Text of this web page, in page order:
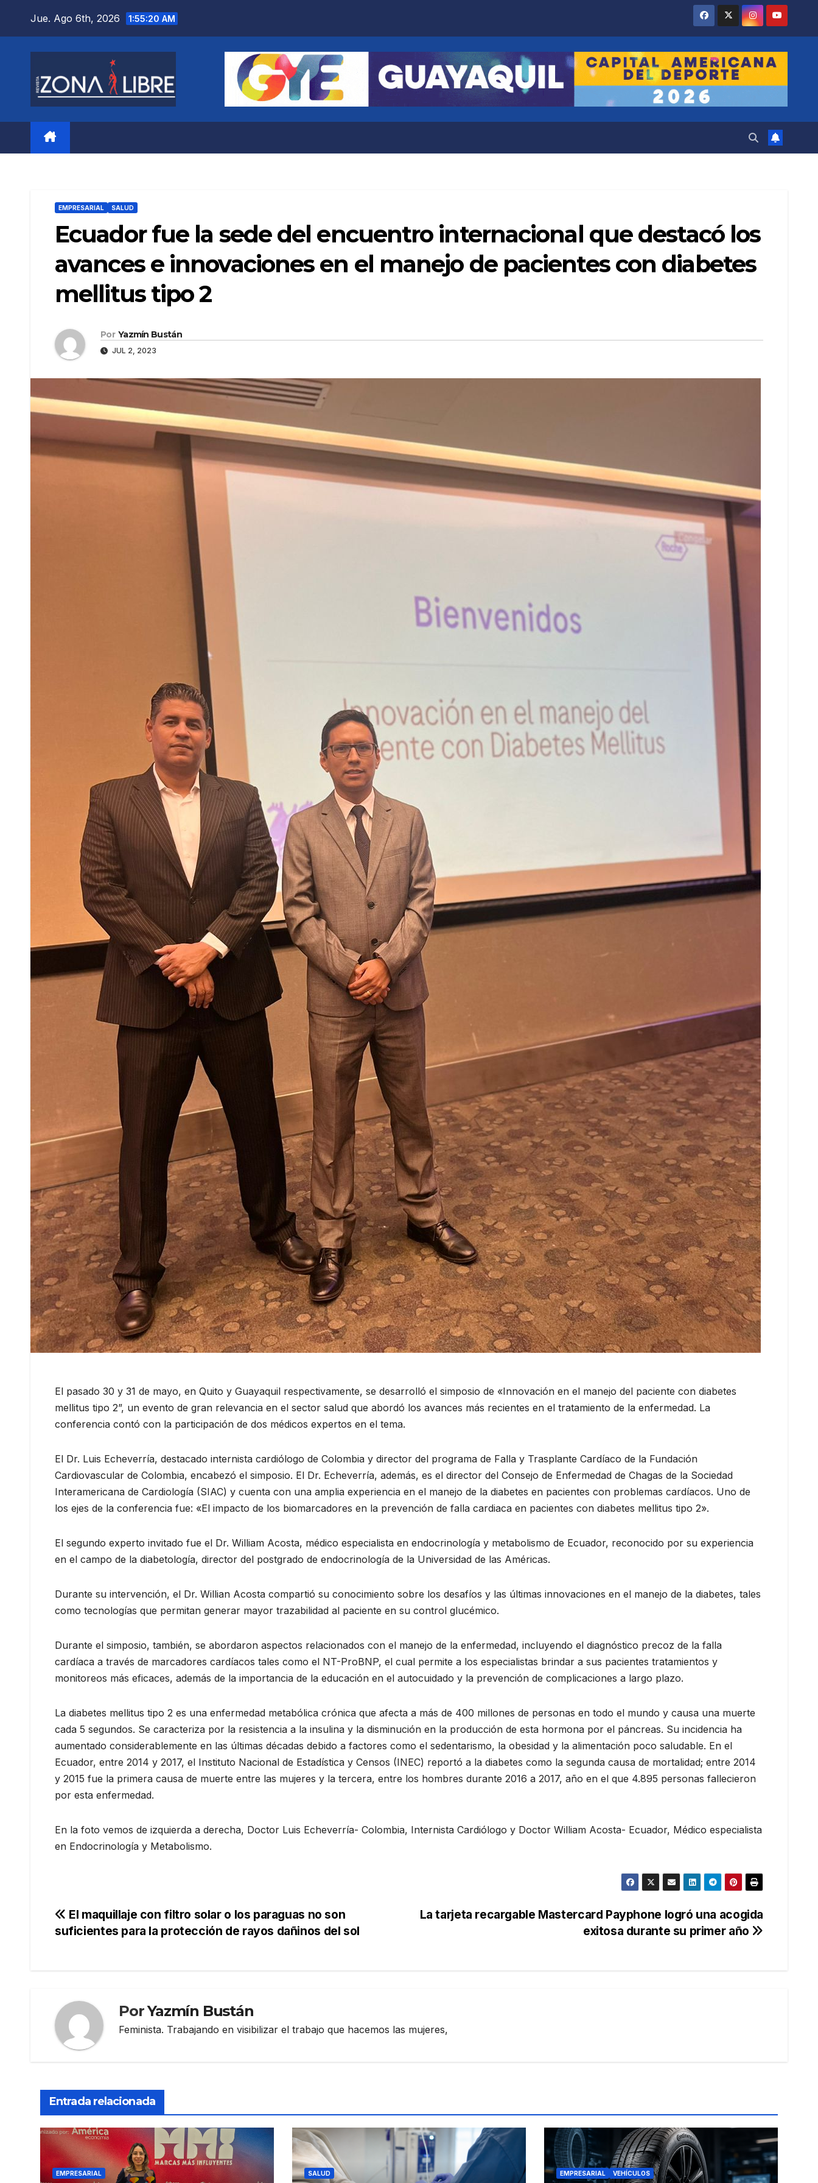
Jue. Ago 6th, 2026 1:55:22 AM
EMPRESARIAL SALUD
Ecuador fue la sede del encuentro internacional que destacó los
avances e innovaciones en el manejo de pacientes con diabetes
mellitus tipo 2
Por Yazmín Bustán
JUL 2, 2023
El pasado 30 y 31 de mayo, en Quito y Guayaquil respectivamente, se desarrolló el simposio de «Innovación en el manejo del paciente con diabetes
mellitus tipo 2”, un evento de gran relevancia en el sector salud que abordó los avances más recientes en el tratamiento de la enfermedad. La
conferencia contó con la participación de dos médicos expertos en el tema.
El Dr. Luis Echeverría, destacado internista cardiólogo de Colombia y director del programa de Falla y Trasplante Cardíaco de la Fundación
Cardiovascular de Colombia, encabezó el simposio. El Dr. Echeverría, además, es el director del Consejo de Enfermedad de Chagas de la Sociedad
Interamericana de Cardiología (SIAC) y cuenta con una amplia experiencia en el manejo de la diabetes en pacientes con problemas cardíacos. Uno de
los ejes de la conferencia fue: «El impacto de los biomarcadores en la prevención de falla cardiaca en pacientes con diabetes mellitus tipo 2».
El segundo experto invitado fue el Dr. William Acosta, médico especialista en endocrinología y metabolismo de Ecuador, reconocido por su experiencia
en el campo de la diabetología, director del postgrado de endocrinología de la Universidad de las Américas.
Durante su intervención, el Dr. Willian Acosta compartió su conocimiento sobre los desafíos y las últimas innovaciones en el manejo de la diabetes, tales
como tecnologías que permitan generar mayor trazabilidad al paciente en su control glucémico.
Durante el simposio, también, se abordaron aspectos relacionados con el manejo de la enfermedad, incluyendo el diagnóstico precoz de la falla
cardíaca a través de marcadores cardíacos tales como el NT-ProBNP, el cual permite a los especialistas brindar a sus pacientes tratamientos y
monitoreos más eficaces, además de la importancia de la educación en el autocuidado y la prevención de complicaciones a largo plazo.
La diabetes mellitus tipo 2 es una enfermedad metabólica crónica que afecta a más de 400 millones de personas en todo el mundo y causa una muerte
cada 5 segundos. Se caracteriza por la resistencia a la insulina y la disminución en la producción de esta hormona por el páncreas. Su incidencia ha
aumentado considerablemente en las últimas décadas debido a factores como el sedentarismo, la obesidad y la alimentación poco saludable. En el
Ecuador, entre 2014 y 2017, el Instituto Nacional de Estadística y Censos (INEC) reportó a la diabetes como la segunda causa de mortalidad; entre 2014
y 2015 fue la primera causa de muerte entre las mujeres y la tercera, entre los hombres durante 2016 a 2017, año en el que 4.895 personas fallecieron
por esta enfermedad.
En la foto vemos de izquierda a derecha, Doctor Luis Echeverría- Colombia, Internista Cardiólogo y Doctor William Acosta- Ecuador, Médico especialista
en Endocrinología y Metabolismo.
Navegación
La tarjeta recargable Mastercard Payphone logró una acogida
exitosa durante su primer año
El maquillaje con filtro solar o los paraguas no son
suficientes para la protección de rayos dañinos del sol
PorYazmín Bustán
Feminista. Trabajando en visibilizar el trabajo que hacemos las mujeres,
Entrada relacionada
EMPRESARIAL SALUD EMPRESARIAL VEHÍCULOS